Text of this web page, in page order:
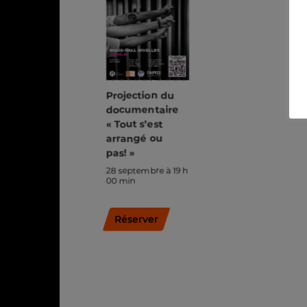
Projection du
documentaire
« Tout s’est
arrangé ou
pas! »
28 septembre à 19 h
00 min
Réserver